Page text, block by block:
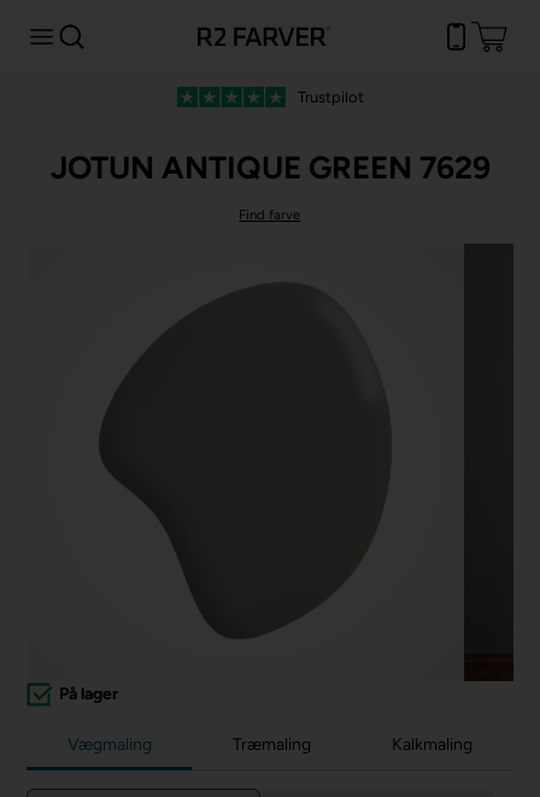
Trustpilot
JOTUN ANTIQUE GREEN 7629
Find farve
På lager
Vægmaling Træmaling Kalkmaling